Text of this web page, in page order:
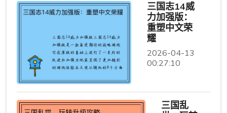
三国志14威
力加强版：
重塑中文荣
耀
2026-04-13
00:27:10
三国乱